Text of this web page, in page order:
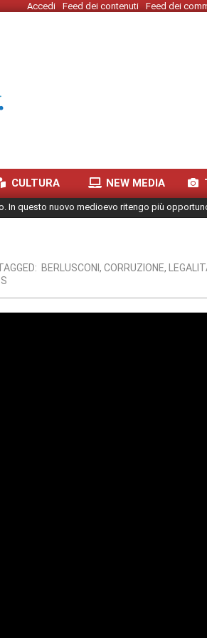
Accedi Feed dei contenuti Feed dei
CULTURA NEW MEDIA
questo nuovo medioevo ritengo più
BERLUSCONI , CORRUZIONE,